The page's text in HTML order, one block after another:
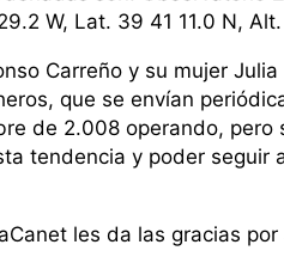
W, Lat. 39 41 11.0 N,
Carreño y su mujer
que se envían
de 2.008 operando, pero
tendencia y poder
les da las gracias